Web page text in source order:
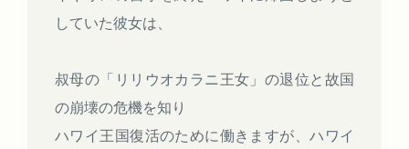
していた彼女は、
叔母の「リリウオカラニ王女」の退位と故国
の崩壊の危機を知り
ハワイ王国復活のために働きますが、ハワイ